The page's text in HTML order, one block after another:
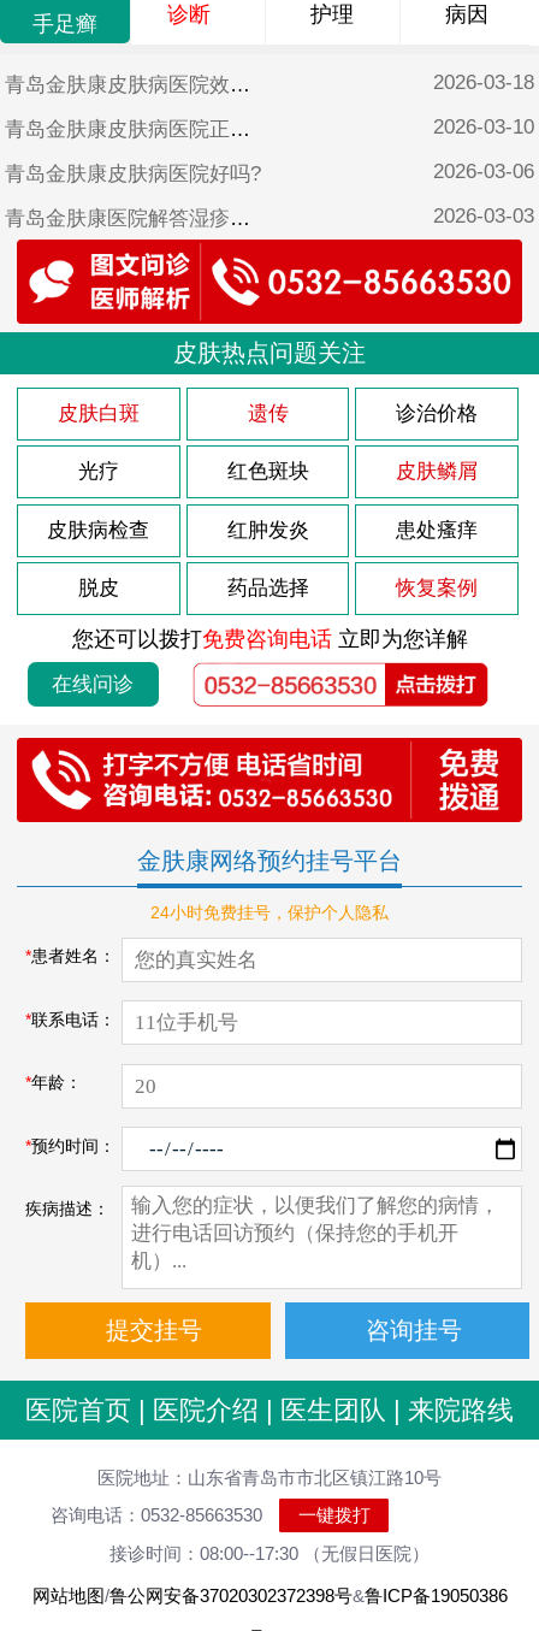
手足癣 诊断 护理 病因
青岛金肤康皮肤病医院效果好吗? 2026-03-18
青岛金肤康皮肤病医院正规吗? 2026-03-10
青岛金肤康皮肤病医院好吗? 2026-03-06
青岛金肤康医院解答湿疹怎样治疗? 2026-03-03
青岛金肤康皮肤病医院靠谱吗?
青岛金肤康皮肤病医院可靠吗?
青岛金肤康皮肤病医院是不是正规医院?
青岛金肤康口碑? 2025-05-12
皮肤热点问题关注
皮肤白斑 遗传 诊治价格
光疗 红色斑块 皮肤鳞屑
皮肤病检查 红肿发炎 患处瘙痒
脱皮 药品选择 恢复案例
您还可以拨打免费咨询电话立即为您详解
在线问诊
金肤康网络预约挂号平台
24小时免费挂号，保护个人隐私
*患者姓名：
*联系电话：
*年龄：
*预约时间：
疾病描述：
医院首页 | 医院介绍 | 医生团队 | 来院路线
医院地址：山东省青岛市市北区镇江路10号
咨询电话：0532-85663530
一键拨打
接诊时间：08:00--17:30 （无假日医院）
网站地图/鲁公网安备37020302372398号&鲁ICP备19050386